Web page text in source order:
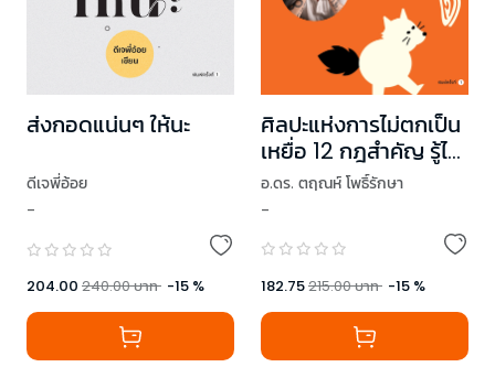
ส่งกอดแน่นๆ ให้นะ
ดีเจพี่อ้อย
-
204.00 240.00บาท -15 %
ศิลปะแห่งการไม่ตกเป็น
เหยื่อ 12 กฎสำคัญ รู้ไว้
ไม่เจ็บใจทีหลัง
อ.ดร. ตฤณห์ โพธิ์รักษา
-
182.75215.00บาท -15 %